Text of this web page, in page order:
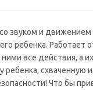
звуком и
ребенка. Работает
все действия, а
ребенка,
Что бы